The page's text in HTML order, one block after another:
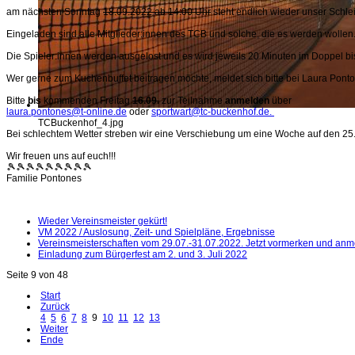
TCBuckenhof_4.jpg
am nächsten Sonntag18.09.2022 ab 14:00 Uhrsteht endlich wieder unser
Eingeladen sind alle Mitglieder:innen des TCB und solche, die es werden wollen.
Die Spieler:innen werden ausgelost und es wird jeweils 20 Minuten im Doppel
Wer gerne zum Kuchenbuffet beitragen möchte, meldet sich bitte bei Laura
Bitte biskommenden Freitag16.09.zur Teilnahme anmeldenüber
laura.pontones@t-online.deodersportwart@tc-buckenhof.de.
Bei schlechtem Wetter streben wir eine Verschiebung um eine Woche auf den
Wir freuen uns auf euch!!!
🎾🎾🎾🎾🎾🎾🎾🎾🎾
Familie Pontones
Wieder Vereinsmeister gekürt!
VM 2022 / Auslosung, Zeit- und Spielpläne, Ergebnisse
Vereinsmeisterschaften vom 29.07.-31.07.2022. Jetzt vormerken und
Einladung zum Bürgerfest am 2. und 3. Juli 2022
Seite 9 von 48
Start
Zurück
4 5 6 7 8 9 10 11 12 13
Weiter
Ende